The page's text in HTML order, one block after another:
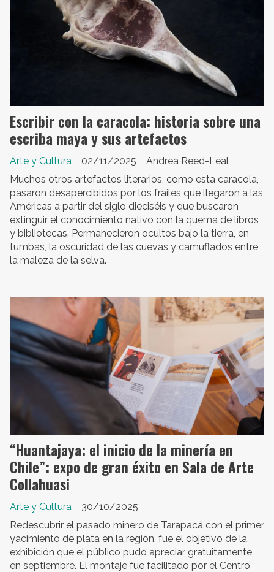
Escribir con la caracola: historia sobre una
escriba maya y sus artefactos
Andrea Reed-Leal
Arte y Cultura
02/11/2025
Muchos otros artefactos literarios, como esta caracola,
pasaron desapercibidos por los frailes que llegaron a las
Américas a partir del siglo dieciséis y que buscaron
extinguir el conocimiento nativo con la quema de libros
y bibliotecas. Permanecieron ocultos bajo la tierra, en
tumbas, la oscuridad de las cuevas y camuflados entre
la maleza de la selva.
“Huantajaya: el inicio de la minería en
Chile”: expo de gran éxito en Sala de Arte
Collahuasi
Arte y Cultura
30/10/2025
Redescubrir el pasado minero de Tarapacá con el primer
yacimiento de plata en la región, fue el objetivo de la
exhibición que el público pudo apreciar gratuitamente
en septiembre. El montaje fue facilitado por el Centro